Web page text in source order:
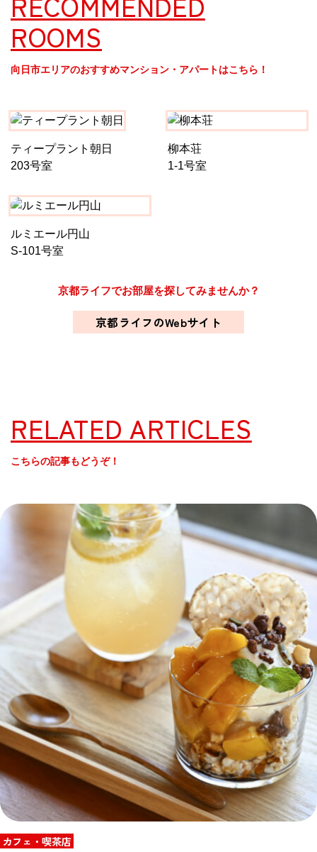
ROOMS
向日市エリアのおすすめマンション・アパートはこちら！
ティープラント朝日
203号室
柳本荘
1-1号室
ルミエール円山
S-101号室
京都ライフでお部屋を探してみませんか？
京都ライフのWebサイト
RELATED ARTICLES
こちらの記事もどうぞ！
カフェ・喫茶店